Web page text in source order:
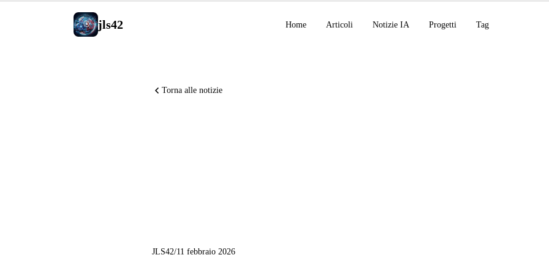
jls42 Home Articoli Notizie IA Progetti Tag
Torna alle notizie
JLS42/11 febbraio 2026